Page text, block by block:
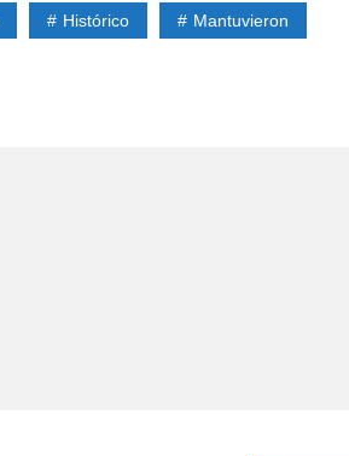
Histórico Mantuvieron